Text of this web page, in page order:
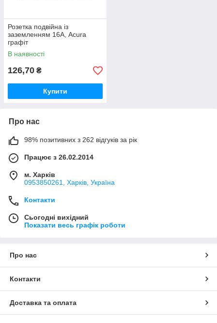
Розетка подвійна із
заземленням 16А, Acura
графіт
В наявності
126,70 ₴
Купити
Про нас
98% позитивних з 262 відгуків за рік
Працює з 26.02.2014
м. Харків
0953850261, Харків, Україна
Контакти
Сьогодні вихідний
Показати весь графік роботи
Про нас
Контакти
Доставка та оплата